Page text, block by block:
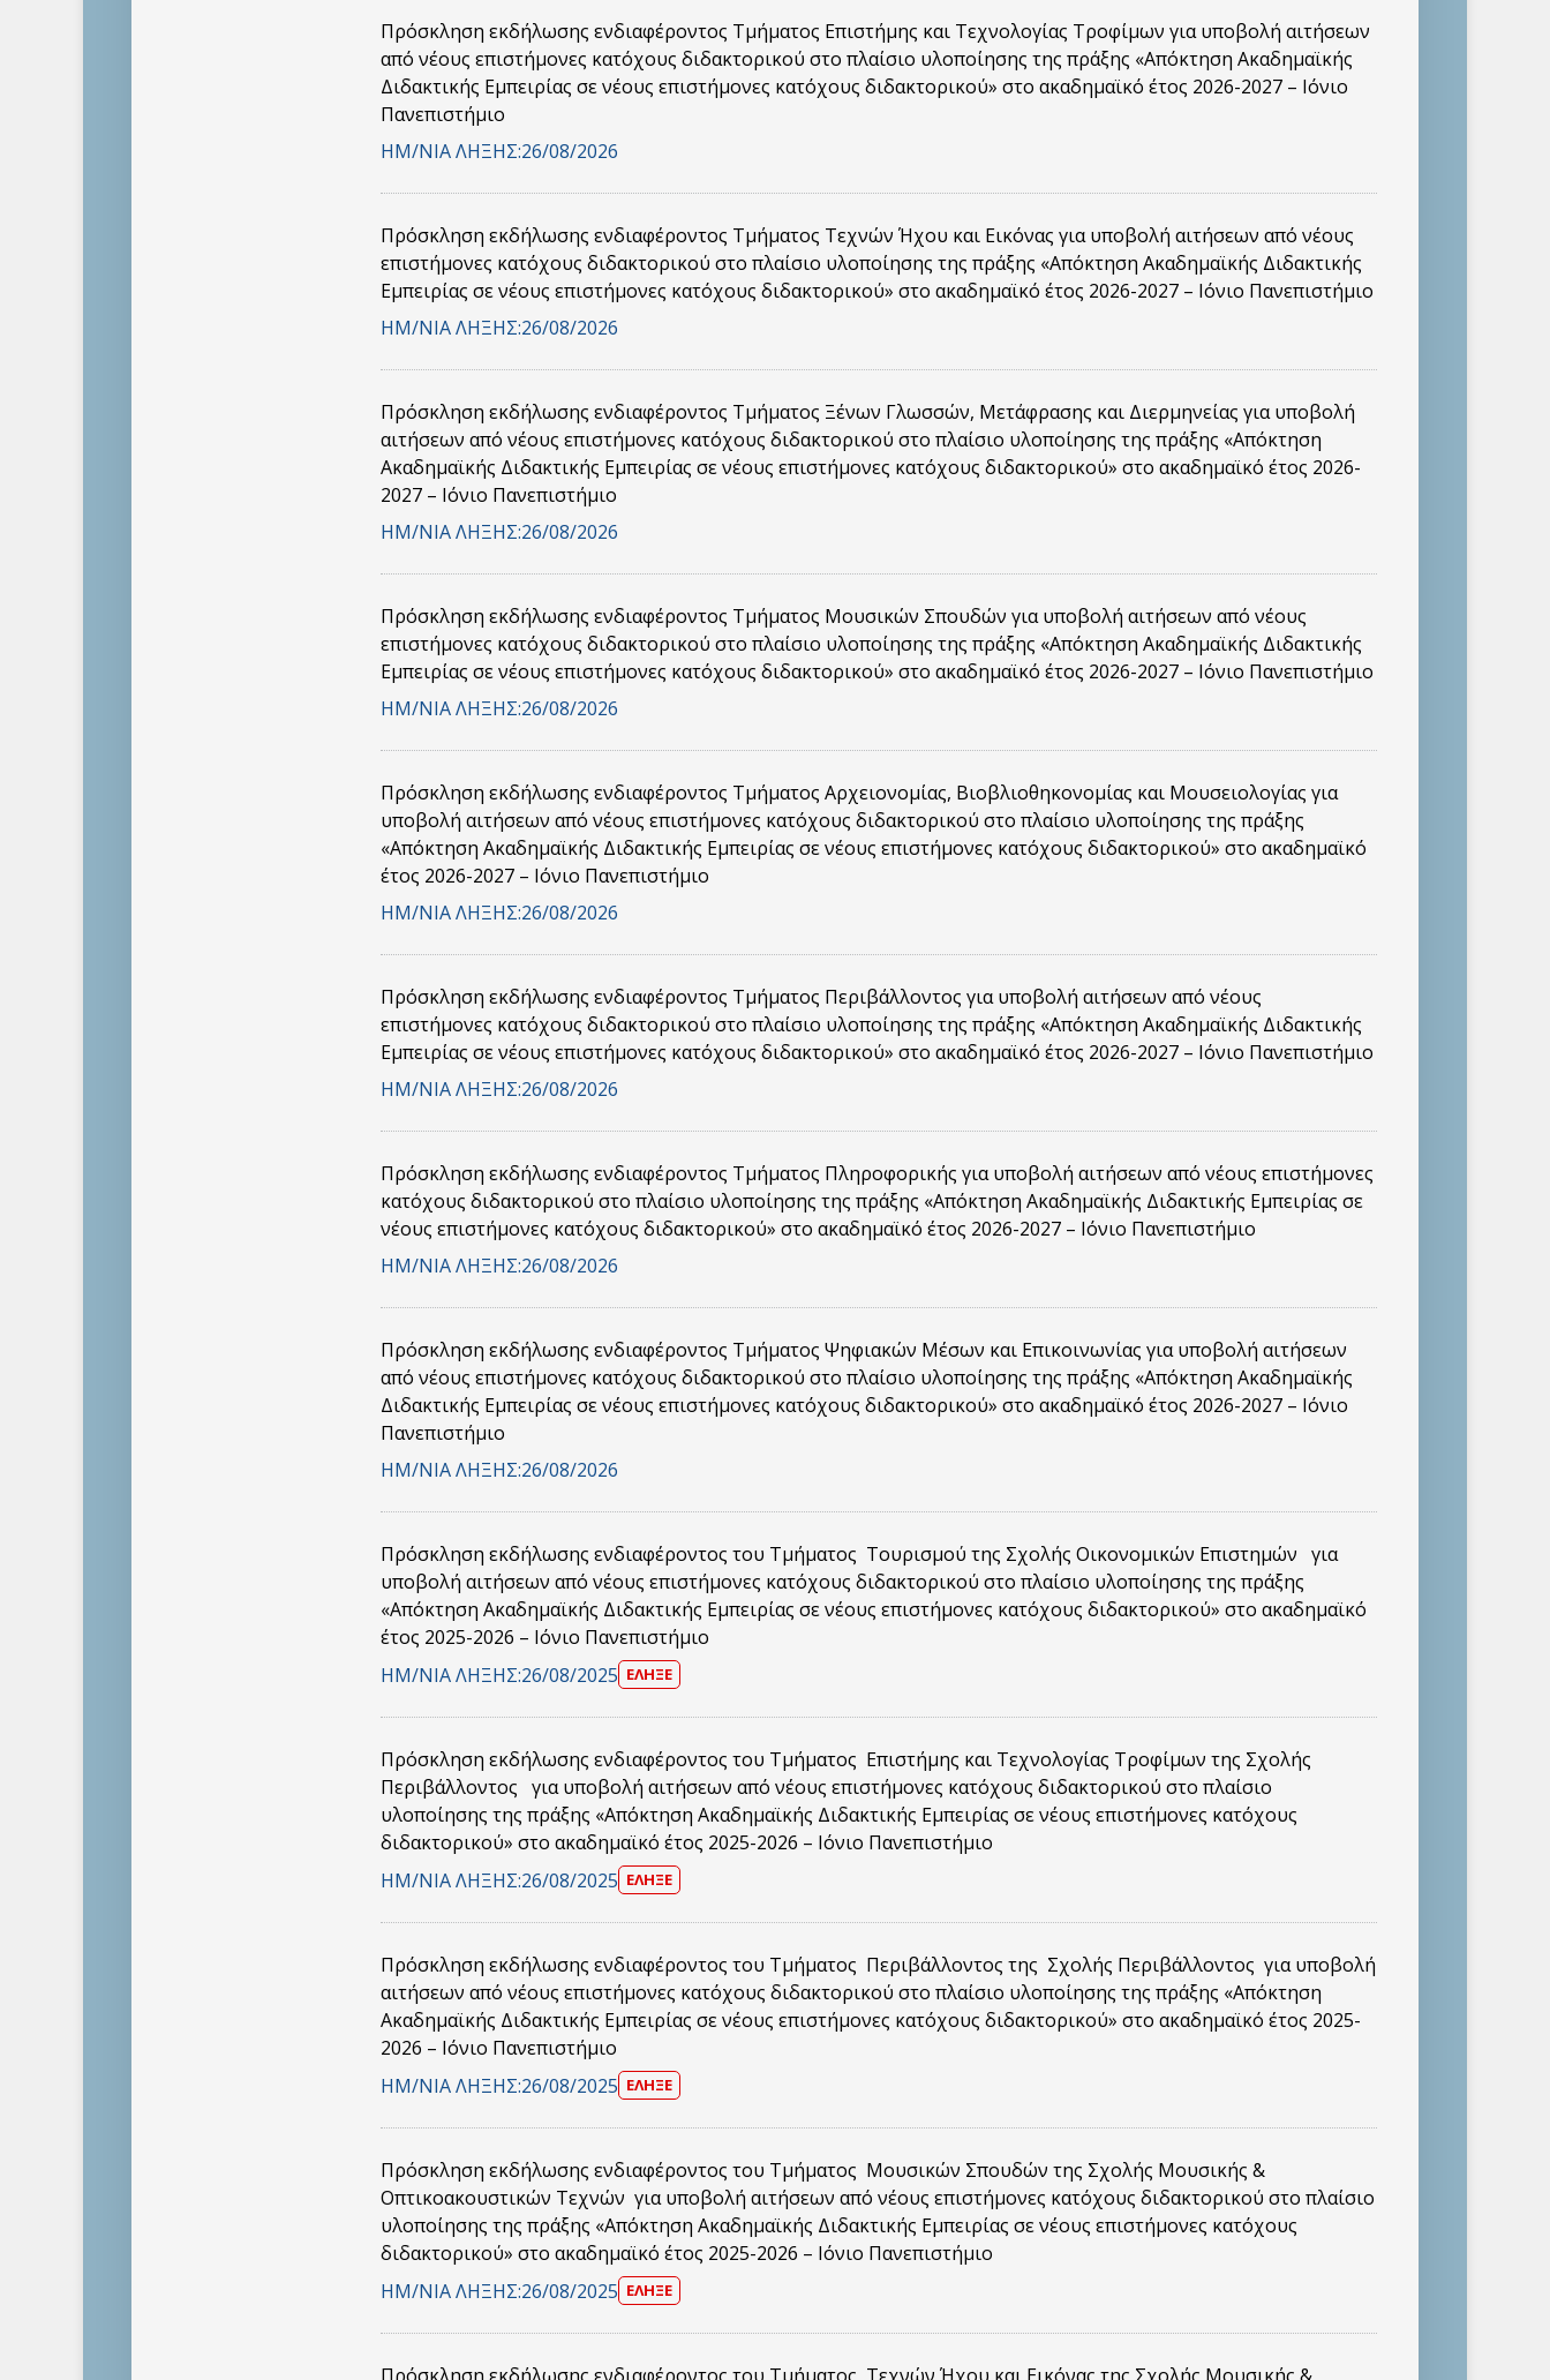
Πρόσκληση εκδήλωσης ενδιαφέροντος Τμήματος Επιστήμης και Τεχνολογίας Τροφίμων για υποβολή αιτήσεων
από νέους επιστήμονες κατόχους διδακτορικού στο πλαίσιο υλοποίησης της πράξης «Απόκτηση Ακαδημαϊκής
Διδακτικής Εμπειρίας σε νέους επιστήμονες κατόχους διδακτορικού» στο ακαδημαϊκό έτος 2026-2027 – Ιόνιο
Πανεπιστήμιο
ΗΜ/ΝΙΑ ΛΗΞΗΣ:26/08/2026
Πρόσκληση εκδήλωσης ενδιαφέροντος Τμήματος Τεχνών Ήχου και Εικόνας για υποβολή αιτήσεων από νέους
επιστήμονες κατόχους διδακτορικού στο πλαίσιο υλοποίησης της πράξης «Απόκτηση Ακαδημαϊκής Διδακτικής
Εμπειρίας σε νέους επιστήμονες κατόχους διδακτορικού» στο ακαδημαϊκό έτος 2026-2027 – Ιόνιο Πανεπιστήμιο
ΗΜ/ΝΙΑ ΛΗΞΗΣ:26/08/2026
Πρόσκληση εκδήλωσης ενδιαφέροντος Τμήματος Ξένων Γλωσσών, Μετάφρασης και Διερμηνείας για υποβολή
αιτήσεων από νέους επιστήμονες κατόχους διδακτορικού στο πλαίσιο υλοποίησης της πράξης «Απόκτηση
Ακαδημαϊκής Διδακτικής Εμπειρίας σε νέους επιστήμονες κατόχους διδακτορικού» στο ακαδημαϊκό έτος 2026-
2027 – Ιόνιο Πανεπιστήμιο
ΗΜ/ΝΙΑ ΛΗΞΗΣ:26/08/2026
Πρόσκληση εκδήλωσης ενδιαφέροντος Τμήματος Μουσικών Σπουδών για υποβολή αιτήσεων από νέους
επιστήμονες κατόχους διδακτορικού στο πλαίσιο υλοποίησης της πράξης «Απόκτηση Ακαδημαϊκής Διδακτικής
Εμπειρίας σε νέους επιστήμονες κατόχους διδακτορικού» στο ακαδημαϊκό έτος 2026-2027 – Ιόνιο Πανεπιστήμιο
ΗΜ/ΝΙΑ ΛΗΞΗΣ:26/08/2026
Πρόσκληση εκδήλωσης ενδιαφέροντος Τμήματος Αρχειονομίας, Βιοβλιοθηκονομίας και Μουσειολογίας για
υποβολή αιτήσεων από νέους επιστήμονες κατόχους διδακτορικού στο πλαίσιο υλοποίησης της πράξης
«Απόκτηση Ακαδημαϊκής Διδακτικής Εμπειρίας σε νέους επιστήμονες κατόχους διδακτορικού» στο ακαδημαϊκό
έτος 2026-2027 – Ιόνιο Πανεπιστήμιο
ΗΜ/ΝΙΑ ΛΗΞΗΣ:26/08/2026
Πρόσκληση εκδήλωσης ενδιαφέροντος Τμήματος Περιβάλλοντος για υποβολή αιτήσεων από νέους
επιστήμονες κατόχους διδακτορικού στο πλαίσιο υλοποίησης της πράξης «Απόκτηση Ακαδημαϊκής Διδακτικής
Εμπειρίας σε νέους επιστήμονες κατόχους διδακτορικού» στο ακαδημαϊκό έτος 2026-2027 – Ιόνιο Πανεπιστήμιο
ΗΜ/ΝΙΑ ΛΗΞΗΣ:26/08/2026
Πρόσκληση εκδήλωσης ενδιαφέροντος Τμήματος Πληροφορικής για υποβολή αιτήσεων από νέους επιστήμονες
κατόχους διδακτορικού στο πλαίσιο υλοποίησης της πράξης «Απόκτηση Ακαδημαϊκής Διδακτικής Εμπειρίας σε
νέους επιστήμονες κατόχους διδακτορικού» στο ακαδημαϊκό έτος 2026-2027 – Ιόνιο Πανεπιστήμιο
ΗΜ/ΝΙΑ ΛΗΞΗΣ:26/08/2026
Πρόσκληση εκδήλωσης ενδιαφέροντος Τμήματος Ψηφιακών Μέσων και Επικοινωνίας για υποβολή αιτήσεων
από νέους επιστήμονες κατόχους διδακτορικού στο πλαίσιο υλοποίησης της πράξης «Απόκτηση Ακαδημαϊκής
Διδακτικής Εμπειρίας σε νέους επιστήμονες κατόχους διδακτορικού» στο ακαδημαϊκό έτος 2026-2027 – Ιόνιο
Πανεπιστήμιο
ΗΜ/ΝΙΑ ΛΗΞΗΣ:26/08/2026
Πρόσκληση εκδήλωσης ενδιαφέροντος του Τμήματος Τουρισμού της Σχολής Οικονομικών Επιστημών για
υποβολή αιτήσεων από νέους επιστήμονες κατόχους διδακτορικού στο πλαίσιο υλοποίησης της πράξης
«Απόκτηση Ακαδημαϊκής Διδακτικής Εμπειρίας σε νέους επιστήμονες κατόχους διδακτορικού» στο ακαδημαϊκό
έτος 2025-2026 – Ιόνιο Πανεπιστήμιο
ΗΜ/ΝΙΑ ΛΗΞΗΣ:26/08/2025 ΕΛΗΞΕ
Πρόσκληση εκδήλωσης ενδιαφέροντος του Τμήματος Επιστήμης και Τεχνολογίας Τροφίμων της Σχολής
Περιβάλλοντος για υποβολή αιτήσεων από νέους επιστήμονες κατόχους διδακτορικού στο πλαίσιο
υλοποίησης της πράξης «Απόκτηση Ακαδημαϊκής Διδακτικής Εμπειρίας σε νέους επιστήμονες κατόχους
διδακτορικού» στο ακαδημαϊκό έτος 2025-2026 – Ιόνιο Πανεπιστήμιο
ΗΜ/ΝΙΑ ΛΗΞΗΣ:26/08/2025 ΕΛΗΞΕ
Πρόσκληση εκδήλωσης ενδιαφέροντος του Τμήματος Περιβάλλοντος της Σχολής Περιβάλλοντος για υποβολή
αιτήσεων από νέους επιστήμονες κατόχους διδακτορικού στο πλαίσιο υλοποίησης της πράξης «Απόκτηση
Ακαδημαϊκής Διδακτικής Εμπειρίας σε νέους επιστήμονες κατόχους διδακτορικού» στο ακαδημαϊκό έτος 2025-
2026 – Ιόνιο Πανεπιστήμιο
ΗΜ/ΝΙΑ ΛΗΞΗΣ:26/08/2025 ΕΛΗΞΕ
Πρόσκληση εκδήλωσης ενδιαφέροντος του Τμήματος Μουσικών Σπουδών της Σχολής Μουσικής &
Οπτικοακουστικών Τεχνών για υποβολή αιτήσεων από νέους επιστήμονες κατόχους διδακτορικού στο πλαίσιο
υλοποίησης της πράξης «Απόκτηση Ακαδημαϊκής Διδακτικής Εμπειρίας σε νέους επιστήμονες κατόχους
διδακτορικού» στο ακαδημαϊκό έτος 2025-2026 – Ιόνιο Πανεπιστήμιο
ΗΜ/ΝΙΑ ΛΗΞΗΣ:26/08/2025 ΕΛΗΞΕ